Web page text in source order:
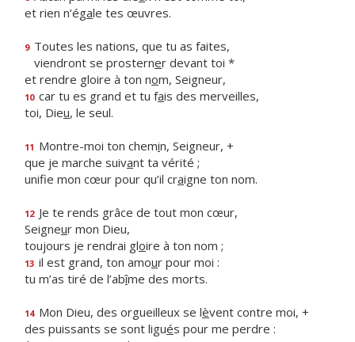
et rien n’égale tes œuvres.
9 Toutes les nations, que tu as faites,
viendront se prosterner devant toi *
et rendre gloire à ton nom, Seigneur,
10 car tu es grand et tu fais des merveilles,
toi, Dieu, le seul.
11 Montre-moi ton chemin, Seigneur, +
que je marche suivant ta vérité ;
unifie mon cœur pour qu’il craigne ton nom.
12 Je te rends grâce de tout mon cœur,
Seigneur mon Dieu,
toujours je rendrai gloire à ton nom ;
13 il est grand, ton amour pour moi :
tu m’as tiré de l’abîme des morts.
14 Mon Dieu, des orgueilleux se lèvent contre moi, +
des puissants se sont ligués pour me perdre :